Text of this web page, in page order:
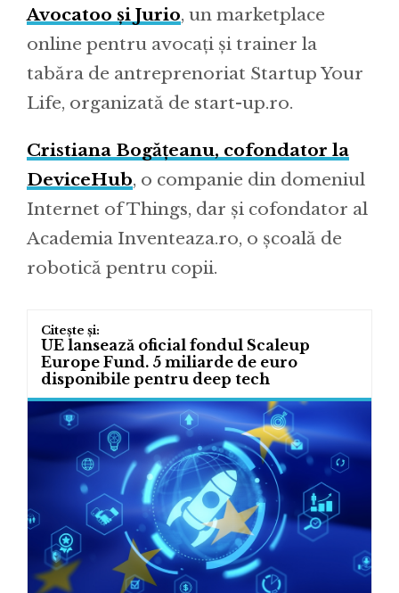
Avocatoo și Jurio, un marketplace
online pentru avocați și trainer la
tabăra de antreprenoriat Startup Your
Life, organizată de start-up.ro.
Cristiana Bogățeanu, cofondator la
DeviceHub, o companie din domeniul
Internet of Things, dar și cofondator al
Academia Inventeaza.ro, o școală de
robotică pentru copii.
UE lansează oficial fondul Scaleup
Europe Fund. 5 miliarde de euro
disponibile pentru deep tech